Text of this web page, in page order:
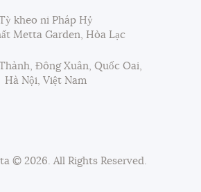
kheo ni Pháp Hỷ
Metta Garden, Hòa Lạc
Đông Xuân, Quốc Oai,
Hà Nội, Việt Nam
© 2026. All Rights Reserved.